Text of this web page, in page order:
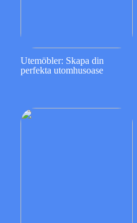
Utemöbler: Skapa din
perfekta utomhusoase